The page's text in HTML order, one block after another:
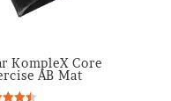
KompleX Core
AB Mat